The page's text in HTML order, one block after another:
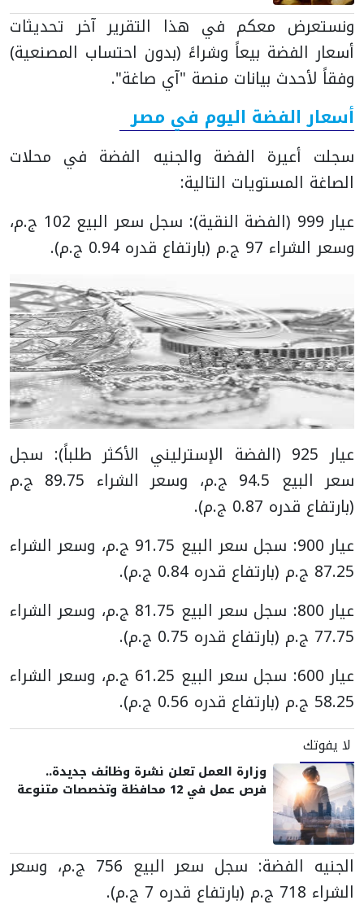
ونستعرض معكم في هذا التقرير آخر تحديثات
أسعار الفضة بيعاً وشراءً (بدون احتساب المصنعية)
وفقاً لأحدث بيانات منصة "آي صاغة".
أسعار الفضة اليوم في مصر
سجلت أعيرة الفضة والجنيه الفضة في محلات
الصاغة المستويات التالية:
عيار 999 (الفضة النقية): سجل سعر البيع 102 ج.م،
وسعر الشراء 97 ج.م (بارتفاع قدره 0.94 ج.م).
عيار 925 (الفضة الإسترليني الأكثر طلباً): سجل
سعر البيع 94.5 ج.م، وسعر الشراء 89.75 ج.م
(بارتفاع قدره 0.87 ج.م).
عيار 900: سجل سعر البيع 91.75 ج.م، وسعر الشراء
87.25 ج.م (بارتفاع قدره 0.84 ج.م).
عيار 800: سجل سعر البيع 81.75 ج.م، وسعر الشراء
77.75 ج.م (بارتفاع قدره 0.75 ج.م).
عيار 600: سجل سعر البيع 61.25 ج.م، وسعر الشراء
58.25 ج.م (بارتفاع قدره 0.56 ج.م).
لا يفوتك
وزارة العمل تعلن نشرة وظائف جديدة..
فرص عمل في 12 محافظة وتخصصات متنوعة
الجنيه الفضة: سجل سعر البيع 756 ج.م، وسعر
الشراء 718 ج.م (بارتفاع قدره 7 ج.م).